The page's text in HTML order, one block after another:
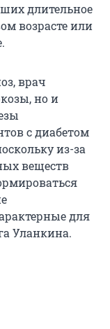
длительное
возрасте или
врач
но и
с диабетом
из-за
веществ
для
Уланкина.